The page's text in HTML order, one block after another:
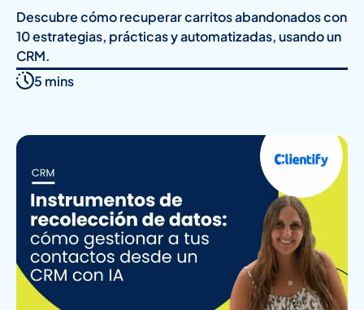
Descubre cómo recuperar carritos abandonados con
10 estrategias, prácticas y automatizadas, usando un
CRM.
5 mins